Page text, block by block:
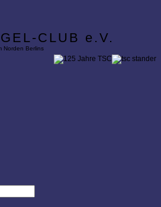
CLUB e.V.
Norden Berlins